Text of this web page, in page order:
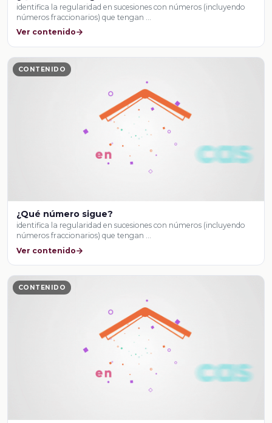
identifica la regularidad en sucesiones con números (incluyendo
números fraccionarios) que tengan …
Ver contenido
CONTENIDO
¿Qué número sigue?
identifica la regularidad en sucesiones con números (incluyendo
números fraccionarios) que tengan …
Ver contenido
CONTENIDO